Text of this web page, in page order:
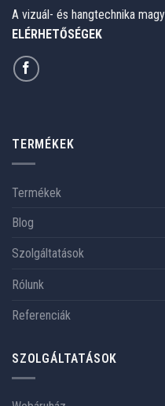
A vizuál- és hangtechnika
ELÉRHETŐSÉGEK
TERMÉKEK
Termékek
Blog
Szolgáltatások
Rólunk
Referenciák
SZOLGÁLTATÁSOK